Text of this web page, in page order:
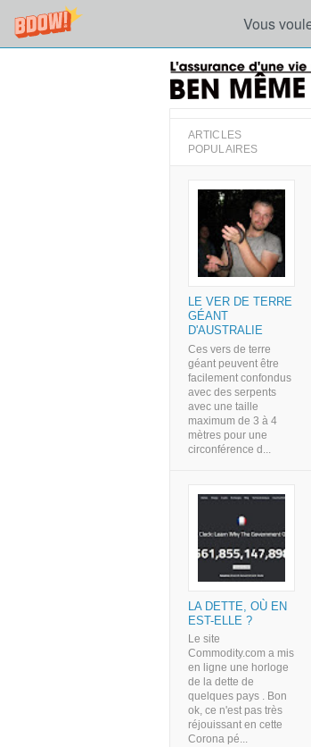
Vous
ARTICLES
POPULAIRES
LE VER DE TERRE
GÉANT
D'AUSTRALIE
Ces vers de terre
géant peuvent être
facilement confondus
avec des serpents
avec une taille
maximum de 3 à 4
mètres pour une
circonférence d...
LA DETTE, OÙ EN
EST-ELLE ?
Le site
Commodity.com a mis
en ligne une horloge
de la dette de
quelques pays . Bon
ok, ce n'est pas très
réjouissant en cette
Corona pé...